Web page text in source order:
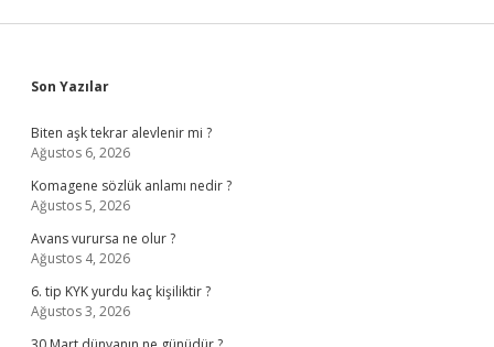
Sidebar
Son Yazılar
Biten aşk tekrar alevlenir mi ?
Ağustos 6, 2026
Komagene sözlük anlamı nedir ?
Ağustos 5, 2026
Avans vurursa ne olur ?
Ağustos 4, 2026
6. tip KYK yurdu kaç kişiliktir ?
Ağustos 3, 2026